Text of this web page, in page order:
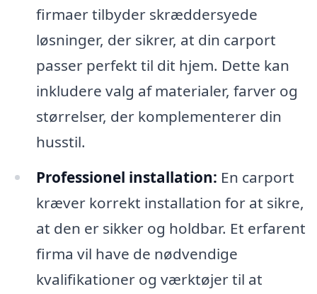
firmaer tilbyder skræddersyede
løsninger, der sikrer, at din carport
passer perfekt til dit hjem. Dette kan
inkludere valg af materialer, farver og
størrelser, der komplementerer din
husstil.
Professionel installation: En carport
kræver korrekt installation for at sikre,
at den er sikker og holdbar. Et erfarent
firma vil have de nødvendige
kvalifikationer og værktøjer til at